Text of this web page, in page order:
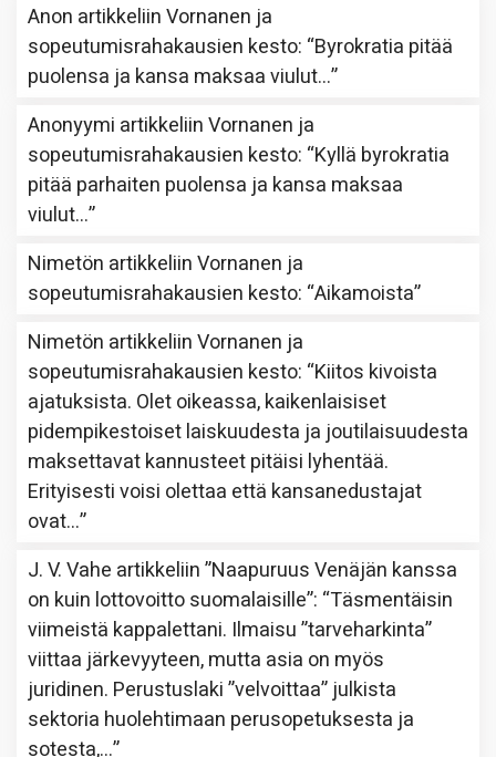
Anon artikkeliinVornanen ja
sopeutumisrahakausien kesto: “Byrokratia pitää
puolensa ja kansa maksaa viulut…”
Anonyymi artikkeliinVornanen ja
sopeutumisrahakausien kesto: “Kyllä byrokratia
pitää parhaiten puolensa ja kansa maksaa
viulut…”
Nimetön artikkeliinVornanen ja
sopeutumisrahakausien kesto: “Aikamoista”
Nimetön artikkeliinVornanen ja
sopeutumisrahakausien kesto: “Kiitos kivoista
ajatuksista. Olet oikeassa, kaikenlaisiset
pidempikestoiset laiskuudesta ja joutilaisuudesta
maksettavat kannusteet pitäisi lyhentää.
Erityisesti voisi olettaa että kansanedustajat
ovat…”
J. V. Vahe artikkeliin”Naapuruus Venäjän kanssa
on kuin lottovoitto suomalaisille”: “Täsmentäisin
viimeistä kappalettani. Ilmaisu ”tarveharkinta”
viittaa järkevyyteen, mutta asia on myös
juridinen. Perustuslaki ”velvoittaa” julkista
sektoria huolehtimaan perusopetuksesta ja
sotesta,…”